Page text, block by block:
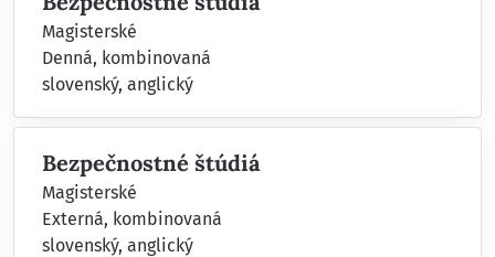
Magisterské
Denná, kombinovaná
slovenský, anglický
Bezpečnostné štúdiá
Magisterské
Externá, kombinovaná
slovenský, anglický